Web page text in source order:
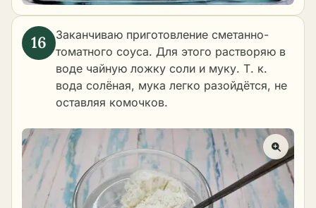
Заканчиваю приготовление сметанно-
томатного соуса. Для этого растворяю в
воде чайную ложку соли и муку. Т. к.
вода солёная, мука легко разойдётся, не
оставляя комочков.